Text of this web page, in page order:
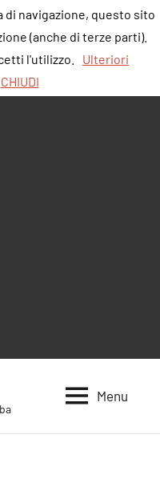
Menu
navigazione, questo sito
(anche di terze parti).
l'utilizzo.
Ulteriori
CHIUDI